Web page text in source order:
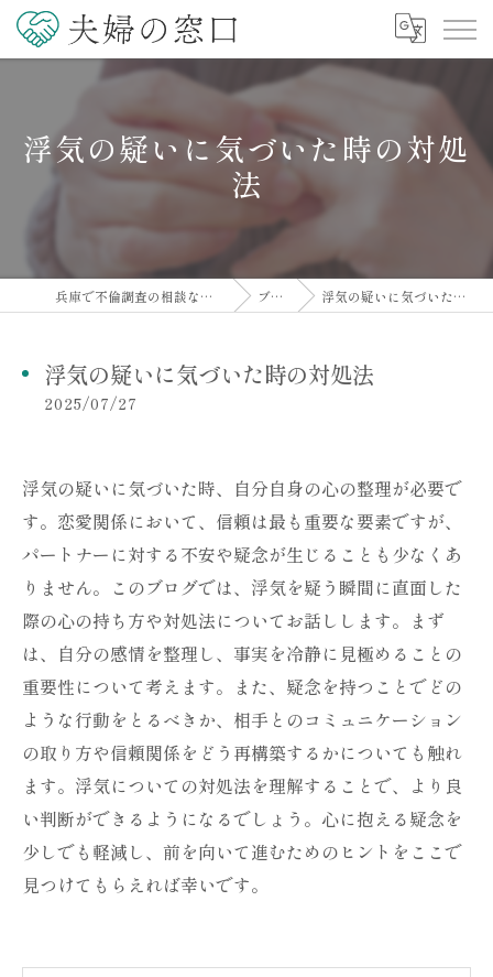
浮気の疑いに気づいた時の対処
法
兵庫で不倫調査の相談なら夫婦の窓口 ブログ 浮気の疑いに気づいた時の対処法
浮気の疑いに気づいた時の対処法
2025/07/27
浮気の疑いに気づいた時、自分自身の心の整理が必要で
す。恋愛関係において、信頼は最も重要な要素ですが、
パートナーに対する不安や疑念が生じることも少なくあ
りません。このブログでは、浮気を疑う瞬間に直面した
際の心の持ち方や対処法についてお話しします。まず
は、自分の感情を整理し、事実を冷静に見極めることの
重要性について考えます。また、疑念を持つことでどの
ような行動をとるべきか、相手とのコミュニケーション
の取り方や信頼関係をどう再構築するかについても触れ
ます。浮気についての対処法を理解することで、より良
い判断ができるようになるでしょう。心に抱える疑念を
少しでも軽減し、前を向いて進むためのヒントをここで
見つけてもらえれば幸いです。